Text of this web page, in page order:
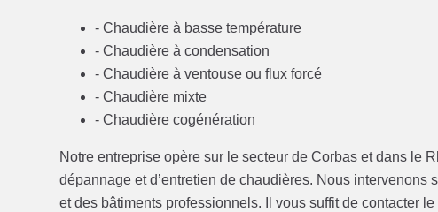
- Chaudière à basse température
- Chaudière à condensation
- Chaudière à ventouse ou flux forcé
- Chaudière mixte
- Chaudière cogénération
Notre entreprise opère sur le secteur de Corbas et dans le
dépannage et d’entretien de chaudières. Nous
et des bâtiments professionnels. Il vous suffit de contacter